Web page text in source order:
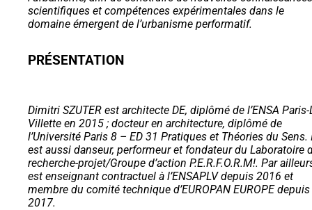
scientifiques et compétences expérimentales dans le
domaine émergent de l’urbanisme performatif.
PRÉSENTATION
Dimitri SZUTER est architecte DE, diplômé de l’ENSA Paris-
Villette en 2015 ; docteur en architecture, diplômé de
l’Université Paris 8 – ED 31 Pratiques et Théories du Sens.
est aussi danseur, performeur et fondateur du Laboratoire
recherche-projet/Groupe d’action P.E.R.F.O.R.M!. Par
est enseignant contractuel à l’ENSAPLV depuis 2016 et
membre du comité technique d’EUROPAN EUROPE depuis
2017.